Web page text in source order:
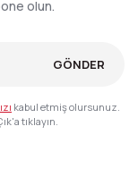
olun.
GÖNDER
kabul etmiş olursunuz.
tıklayın.